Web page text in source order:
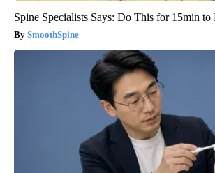
Spine Specialists Says: Do This for 15min to
SmoothSpine